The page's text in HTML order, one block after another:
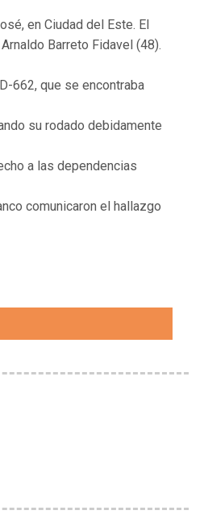
en Ciudad del Este. El
Barreto Fidavel (48).
662, que se encontraba
su rodado debidamente
a las dependencias
comunicaron el hallazgo